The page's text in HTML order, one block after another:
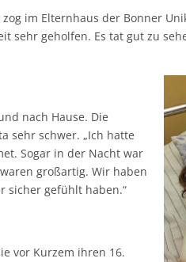
im Elternhaus der Bonner
sehr geholfen. Es tat gut zu
nach Hause. Die
sehr schwer. „Ich hatte
Sogar in der Nacht war
großartig. Wir haben
sicher gefühlt haben.“
vor Kurzem ihren 16.